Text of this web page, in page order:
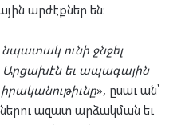
արժէքներ են։
ունի ջնջել
Արցախէն եւ ապագային
», ըսաւ ան՝
ազատ արձակման եւ